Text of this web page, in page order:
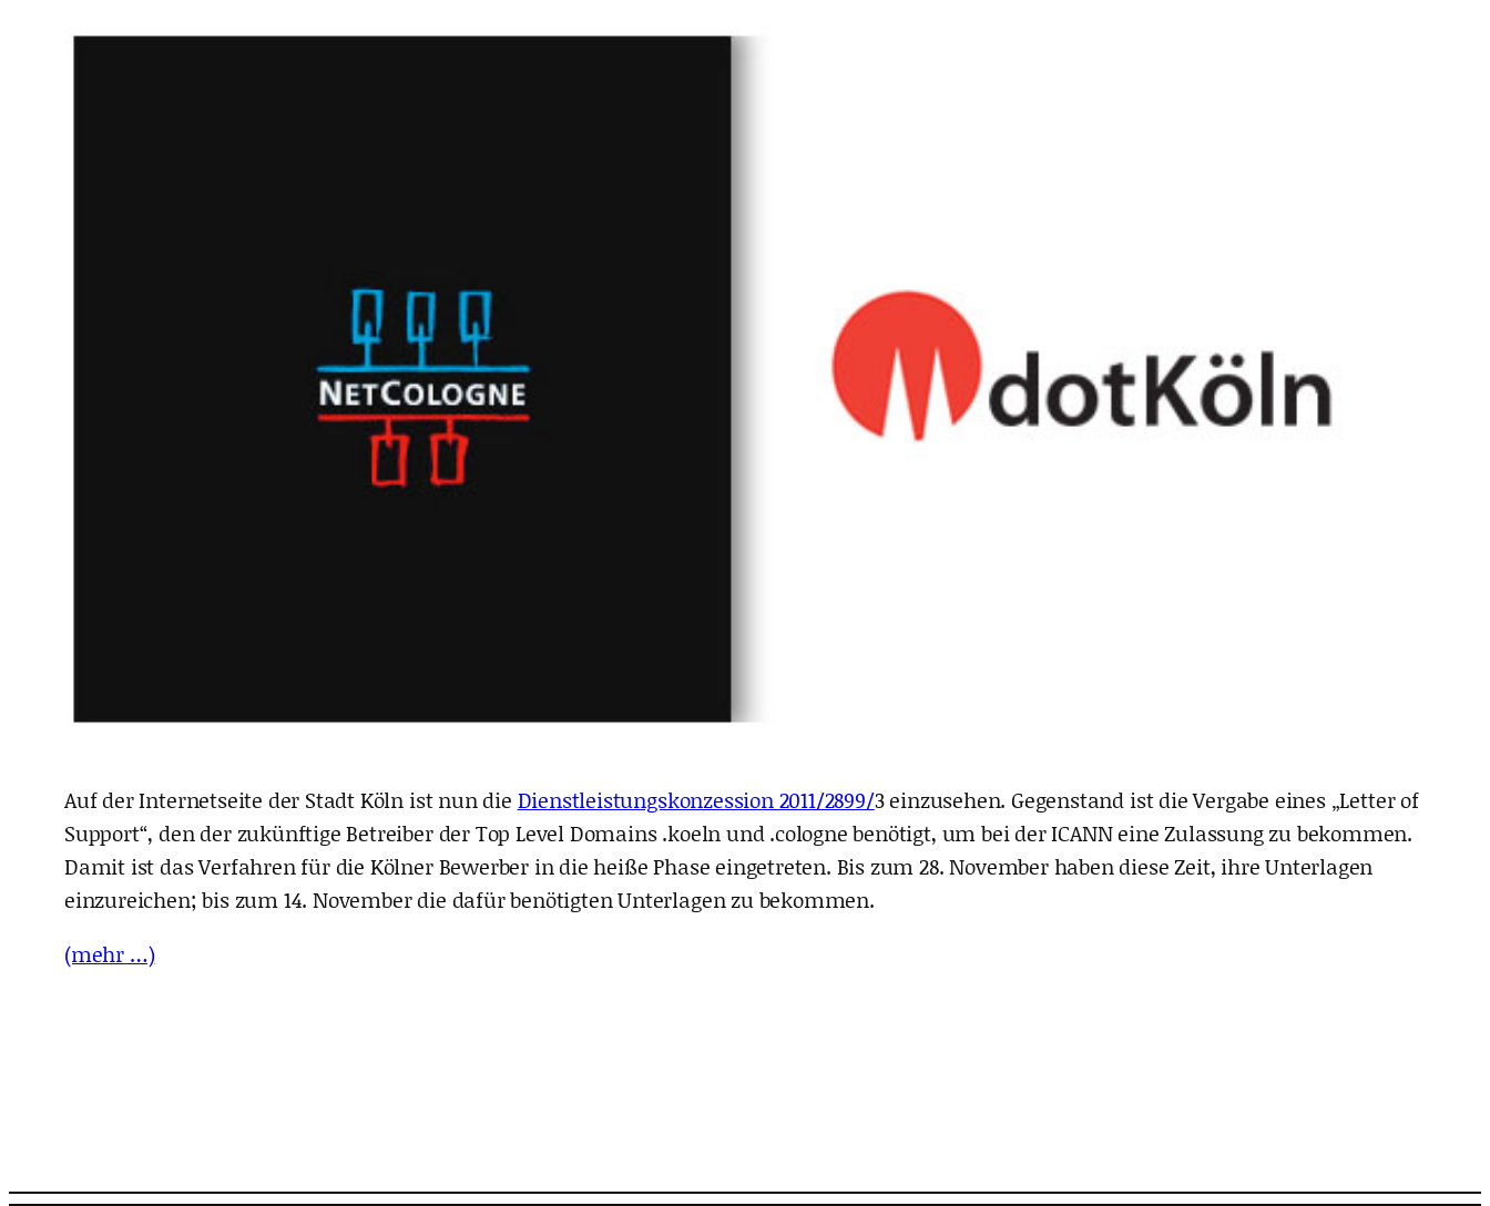
Auf der Internetseite der Stadt Köln ist nun die Dienstleistungskonzession 2011/2899/3 einzusehen. Gegenstand ist die Vergabe eines „Letter of
Support“, den der zukünftige Betreiber der Top Level Domains .koeln und .cologne benötigt, um bei der ICANN eine Zulassung zu bekommen.
Damit ist das Verfahren für die Kölner Bewerber in die heiße Phase eingetreten. Bis zum 28. November haben diese Zeit, ihre Unterlagen
einzureichen; bis zum 14. November die dafür benötigten Unterlagen zu bekommen.
(mehr …)